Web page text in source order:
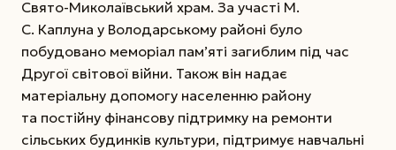
Свято-Миколаївський храм. За участі М.
С. Каплуна у Володарському районі було
побудовано меморіал пам’яті загиблим під час
Другої світової війни. Також він надає
матеріальну допомогу населенню району
та постійну фінансову підтримку на ремонти
сільських будинків культури, підтримує навчальні